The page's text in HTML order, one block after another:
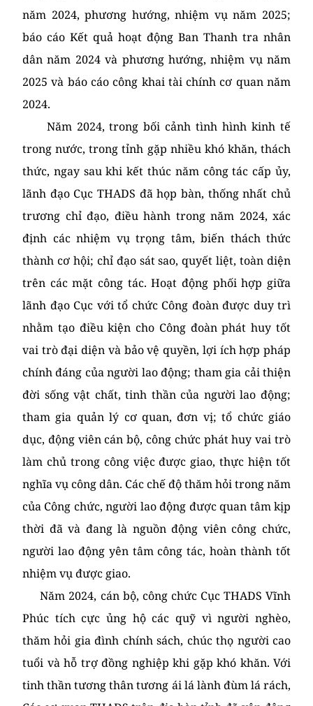
năm 2024, phương hướng, nhiệm vụ năm 2025;
báo cáo Kết quả hoạt động Ban Thanh tra nhân
dân năm 2024 và phương hướng, nhiệm vụ năm
2025 và báo cáo công khai tài chính cơ quan năm
2024.
Năm 2024, trong bối cảnh tình hình kinh tế
trong nước, trong tỉnh gặp nhiều khó khăn, thách
thức, ngay sau khi kết thúc năm công tác cấp ủy,
lãnh đạo Cục THADS đã họp bàn, thống nhất chủ
trương chỉ đạo, điều hành trong năm 2024, xác
định các nhiệm vụ trọng tâm, biến thách thức
thành cơ hội; chỉ đạo sát sao, quyết liệt, toàn diện
trên các mặt công tác. Hoạt động phối hợp giữa
lãnh đạo Cục với tổ chức Công đoàn được duy trì
nhằm tạo điều kiện cho Công đoàn phát huy tốt
vai trò đại diện và bảo vệ quyền, lợi ích hợp pháp
chính đáng của người lao động; tham gia cải thiện
đời sống vật chất, tinh thần của người lao động;
tham gia quản lý cơ quan, đơn vị; tổ chức giáo
dục, động viên cán bộ, công chức phát huy vai trò
làm chủ trong công việc được giao, thực hiện tốt
nghĩa vụ công dân. Các chế độ thăm hỏi trong năm
của Công chức, người lao động được quan tâm kịp
thời đã và đang là nguồn động viên công chức,
người lao động yên tâm công tác, hoàn thành tốt
nhiệm vụ được giao.
Năm 2024, cán bộ, công chức Cục THADS Vĩnh
Phúc tích cực ủng hộ các quỹ vì người nghèo,
thăm hỏi gia đình chính sách, chúc thọ người cao
tuổi và hỗ trợ đồng nghiệp khi gặp khó khăn. Với
tinh thần tương thân tương ái lá lành đùm lá rách,